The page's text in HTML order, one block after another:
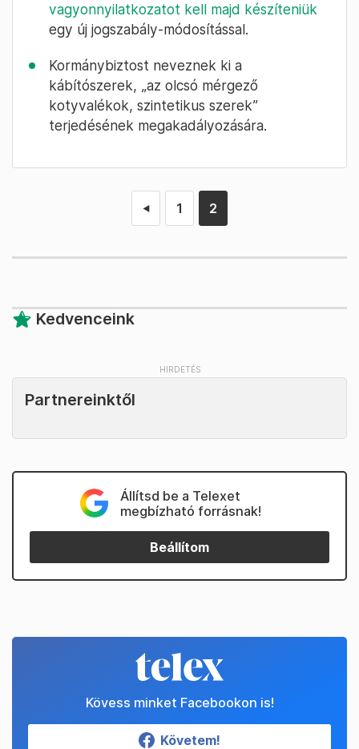
vagyonnyilatkozatot kell majd készíteniük
egy új jogszabály-módosítással.
Kormánybiztost neveznek ki a
kábítószerek, „az olcsó mérgező
kotyvalékok, szintetikus szerek”
terjedésének megakadályozására.
◄ 1 2
Kedvenceink
Partnereinktől
Állítsd be a Telexet
megbízható forrásnak!
Beállítom
Kövess minket Facebookon is!
Követem!